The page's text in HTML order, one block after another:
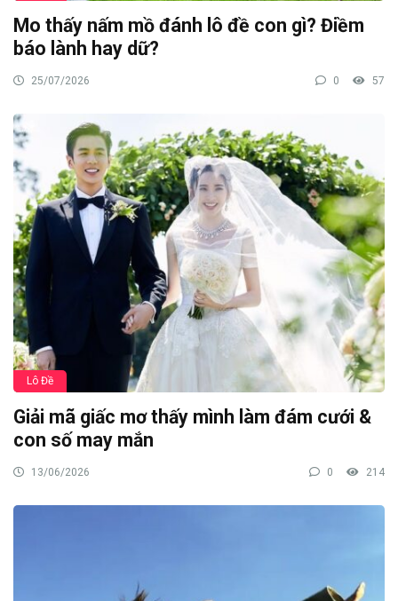
Mo thấy nấm mồ đánh lô đề con gì? Điềm
báo lành hay dữ?
25/07/2026 0 57
Lô Đề
Giải mã giấc mơ thấy mình làm đám cưới &
con số may mắn
13/06/2026 0 214